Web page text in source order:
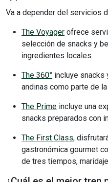
Va a depender del servicios
The Voyager ofrece
selección de snacks y
ingredientes locales.
The 360° incluye snacks
andinas como parte de
The Prime incluye una
snacks preparados con
The First Class,
gastronómica gourmet
de tres tiempos,